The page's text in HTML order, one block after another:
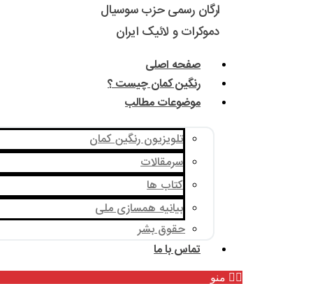
ارگان رسمی حزب سوسیال
دموکرات و لائیک ایران
صفحه اصلی
رنگین کمان چیست ؟
موضوعات مطالب
تلویزیون رنگین کمان
سرمقالات
کتاب ها
بیانیه همسازی ملی
حقوق بشر
تماس با ما
منو